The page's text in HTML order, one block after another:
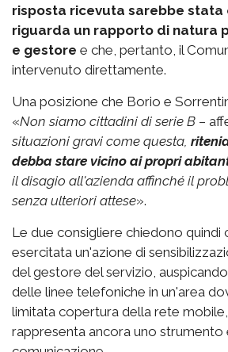
risposta ricevuta sarebbe stata
riguarda un rapporto di natura
e gestore e che, pertanto, il
intervenuto direttamente.
Una posizione che Borio e
«Non siamo cittadini di serie B –
situazioni gravi come questa,
debba stare vicino ai propri
il disagio all'azienda affinché il
senza ulteriori attese».
Le due consigliere chiedono quindi
esercitata un'azione di
del gestore del servizio,
delle linee telefoniche in un'area
limitata copertura della rete
rappresenta ancora uno strumento